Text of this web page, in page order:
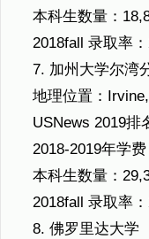
本科生数量：
2018fall 录取率
7. 加州大学尔湾
地理位置：
USNews 2019排
2018-2019年学
本科生数量：
2018fall 录取率
8. 佛罗里达大学